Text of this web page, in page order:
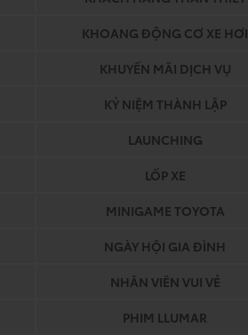
KHOANG ĐỘNG CƠ XE HƠI
KHUYẾN MÃI DỊCH VỤ
KỶ NIỆM THÀNH LẬP
LAUNCHING
LỐP XE
MINIGAME TOYOTA
NGÀY HỘI GIA ĐÌNH
NHÂN VIÊN VUI VẺ
PHIM LLUMAR